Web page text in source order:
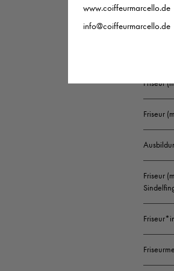
Friseur
Friseur
Friseur
Friseur
Friseur
www.coiffeurmarcello.de
info@coiffeurmarcello.de